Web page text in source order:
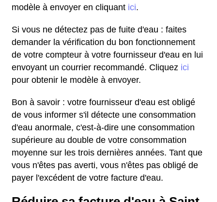
modèle à envoyer en cliquant ici.
Si vous ne détectez pas de fuite d'eau : faites
demander la vérification du bon fonctionnement
de votre compteur à votre fournisseur d'eau en lui
envoyant un courrier recommandé. Cliquez ici
pour obtenir le modèle à envoyer.
Bon à savoir : votre fournisseur d'eau est obligé
de vous informer s'il détecte une consommation
d'eau anormale, c'est-à-dire une consommation
supérieure au double de votre consommation
moyenne sur les trois dernières années. Tant que
vous n'êtes pas averti, vous n'êtes pas obligé de
payer l'excédent de votre facture d'eau.